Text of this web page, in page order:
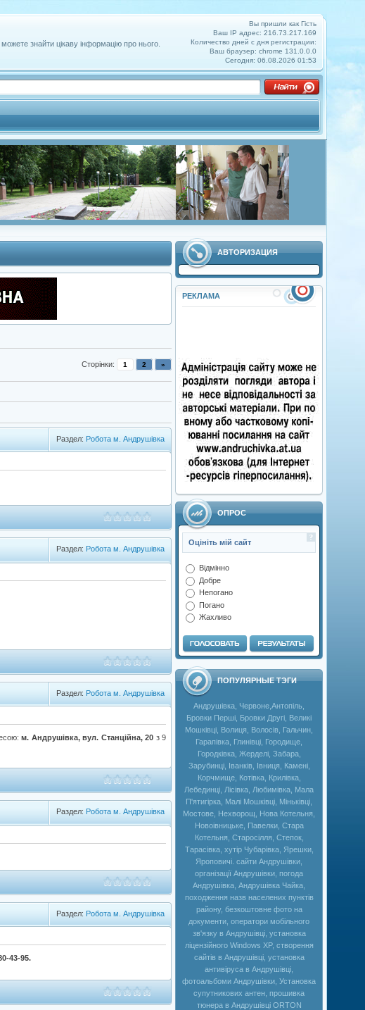
Вы пришли как Гість
Ваш IP адрес: 216.73.217.169
Количество дней с дня регистрации:
Ваш браузер: chrome 131.0.0.0
Сегодня: 06.08.2026 01:53
знайти цікаву інформацію про нього.
АВТОРИЗАЦИЯ
РЕКЛАМА
ОПРОС
Оцініть мій сайт
Відмінно
Добре
Непогано
Погано
Жахливо
ПОПУЛЯРНЫЕ ТЭГИ
Андрушівка, Червоне,Антопіль,
Бровки Перші, Бровки Другі, Великі
Мошківці, Волиця, Волосів, Гальчин,
Гарапівка, Глинівці, Городище,
Городківка, Жерделі, Забара,
Зарубинці, Іванків, Івниця, Камені,
Корчмище, Котівка, Крилівка,
Лебединці, Лісівка, Любимівка, Мала
П'ятигірка, Малі Мошківці, Міньківці,
Мостове, Нехворощ, Нова Котельня,
Новоівницьке, Павелки, Стара
Котельня, Старосілля, Степок,
Тарасівка, хутір Чубарівка, Ярешки,
Яроповичі. сайти Андрушівки,
організації Андрушівки, погода
Андрушівка, Андрушівка Чайка,
походження назв населених пунктів
району, безкоштовне фото на
документи, оператори мобільного
зв'язку в Андрушівці, установка
ліцензійного Windows XP, створення
сайтів в Андрушівці, установка
антивіруса в Андрушівці,
фотоальбоми Андрушівки, Установка
супутникових антен, прошивка
тюнера в Андрушівці ORTON
Сторінки: 1 2 »
Раздел:Робота м. Андрушівка
Раздел: Робота м. Андрушівка
Раздел:Робота м. Андрушівка
м. Андрушівка, вул. Станційна, 20 з 9
Раздел:Робота м. Андрушівка
Раздел:Робота м. Андрушівка
43-95.